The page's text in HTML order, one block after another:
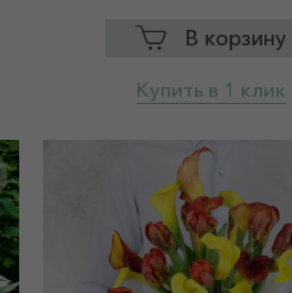
В корзину
Купить в 1 клик